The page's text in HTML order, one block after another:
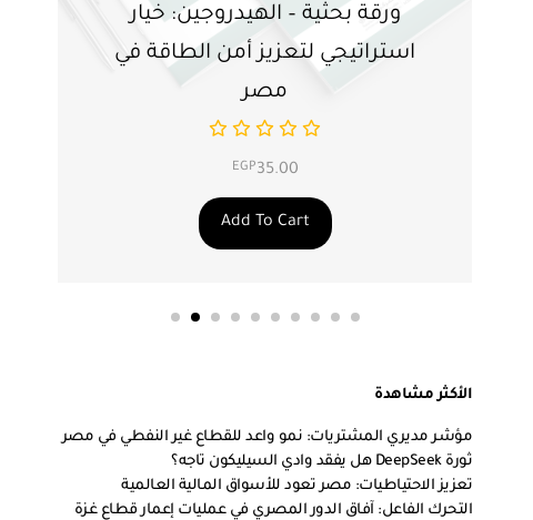
ورقة بحثية – الهيدروجين: خيار
استراتيجي لتعزيز أمن الطاقة في
مصر
EGP35.00
Add To Cart
الأكثر مشاهدة
مؤشر مديري المشتريات: نمو واعد للقطاع غير النفطي في مصر
ثورة DeepSeek هل يفقد وادي السيليكون تاجه؟
تعزيز الاحتياطيات: مصر تعود للأسواق المالية العالمية
التحرك الفاعل: آفاق الدور المصري في عمليات إعمار قطاع غزة